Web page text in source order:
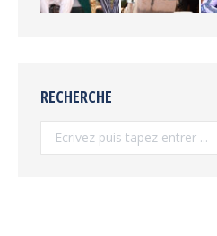
RECHERCHE
Recherche